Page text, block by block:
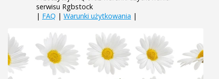
serwisu Rgbstock
| FAQ | Warunki użytkowania |